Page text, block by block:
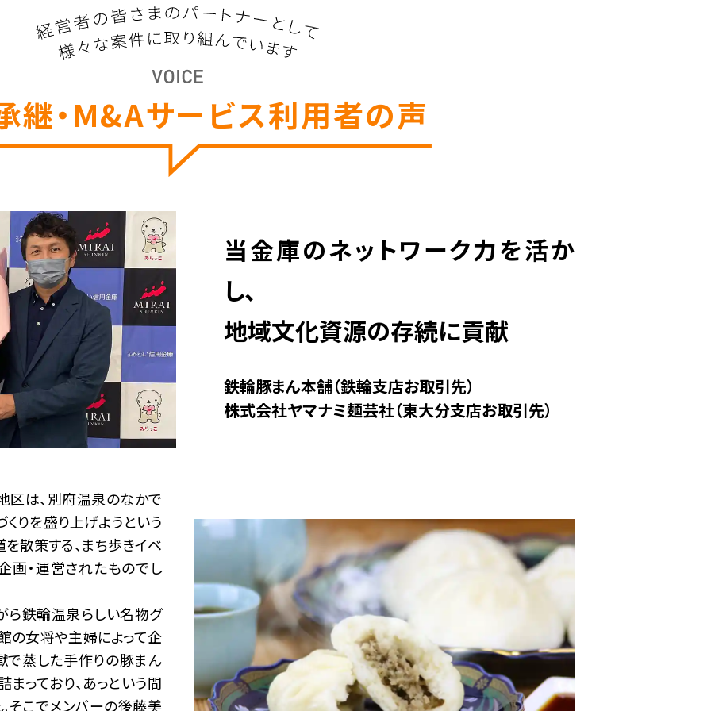
継・M&Aサービス利用者の声
当金庫のネットワーク力を活か
し、
地域文化資源の存続に貢献
鉄輪豚まん本舗（鉄輪支店お取引先）
株式会社ヤマナミ麺芸社（東大分支店お取引先）
は、別府温泉のなかで
りを盛り上げようという
散策する、まち歩きイベ
画・運営されたものでし
鉄輪温泉らしい名物グ
の女将や主婦によって企
で蒸した手作りの豚まん
っており、あっという間
そこでメンバーの後藤美